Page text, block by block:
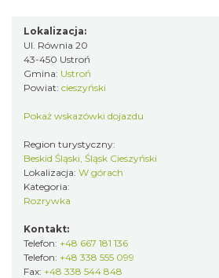
Lokalizacja:
Ul. Równia 20
43-450 Ustroń
Gmina: Ustroń
Powiat: cieszyński
Pokaż wskazówki dojazdu
Region turystyczny:
Beskid Śląski, Śląsk Cieszyński
Lokalizacja: W górach
Kategoria:
Rozrywka
Kontakt:
Telefon: +48 667 181 136
Telefon: +48 338 555 099
Fax: +48 338 544 848